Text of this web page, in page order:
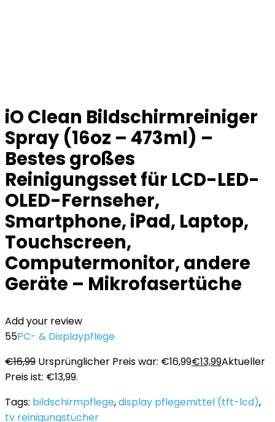
iO Clean Bildschirmreiniger
Spray (16oz – 473ml) –
Bestes großes
Reinigungsset für LCD-LED-
OLED-Fernseher,
Smartphone, iPad, Laptop,
Touchscreen,
Computermonitor, andere
Geräte – Mikrofasertüche
Add your review
55PC- & Displaypflege
€16,99 Ursprünglicher Preis war: €16,99€13,99Aktueller
Preis ist: €13,99.
Tags: bildschirmpflege,display pflegemittel (tft-lcd),
tv reinigungstücher